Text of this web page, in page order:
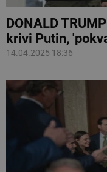
DONALD
krivi Putin,
14.04.2025 18:36